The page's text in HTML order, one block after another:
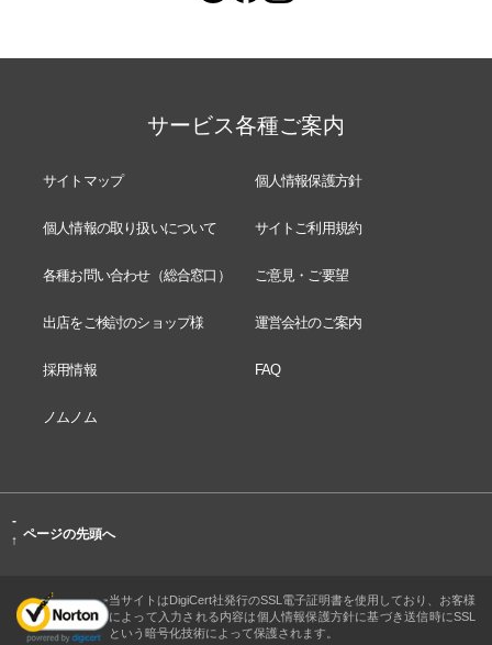
サービス各種ご案内
サイトマップ 個人情報保護方針
個人情報の取り扱いについて サイトご利用規約
各種お問い合わせ（総合窓口） ご意見・ご要望
出店をご検討のショップ様 運営会社のご案内
採用情報 FAQ
ノムノム
-
↑ ページの先頭へ
当サイトはDigiCert社発行のSSL電子証明書を使用しており、お客様
によって入力される内容は個人情報保護方針に基づき送信時にSSL
という暗号化技術によって保護されます。